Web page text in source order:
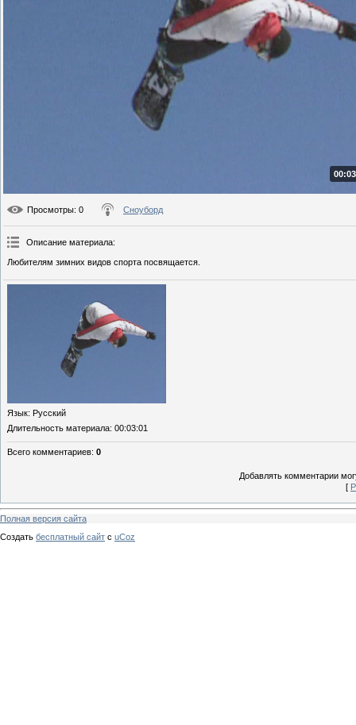
Просмотры: 0 Сноуборд
Описание материала:
Любителям зимних видов спорта посвящается.
Язык: Русский
Длительность материала: 00:03:01
Всего комментариев: 0
Добавлять комментарии
[
Полная версия сайта
Создать бесплатный сайт с uCoz